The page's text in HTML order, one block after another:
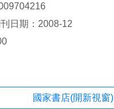
日期：2008-12
國家書店(開新視窗)